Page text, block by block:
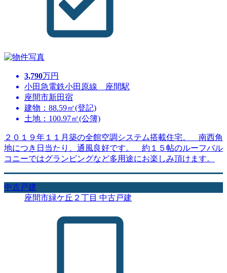
3,790万円
小田急電鉄小田原線 座間駅
座間市新田宿
建物：88.59㎡(登記)
土地：100.97㎡(公簿)
２０１９年１１月築の全館空調システム搭載住宅。 南西角
地につき日当たり、通風良好です。 約１５帖のルーフバル
コニーではグランピングなど多用途にお楽しみ頂けます。
中古戸建
座間市緑ケ丘２丁目 中古戸建